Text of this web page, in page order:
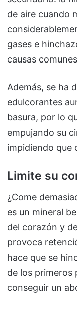
de aire cuando
gases e
causas
Además, se ha
edulcorantes
basura, por lo
empujando su
impidiendo que
Limite su
¿Come
es un mineral
del corazón y
provoca
hace que se
de los primeros
conseguir un